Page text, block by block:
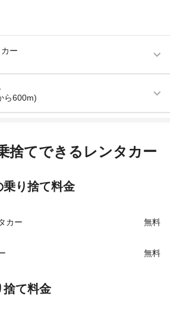
ー
～ 19:00
港より無料送迎車で約1分
ページはこちら
ら600m)
駅より徒歩で約5分（送迎なし）
舗でレンタカーを探す
捨てできるレンタカー
り捨て料金
カー 無料
無料
捨て料金